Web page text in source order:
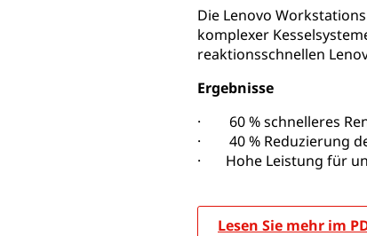
Die Lenovo
komplexer
reaktionsschnellen
Ergebnisse
· 60 % schnelleres
· 40 % Reduzierung
· Hohe Leistung für
Lesen Sie mehr im